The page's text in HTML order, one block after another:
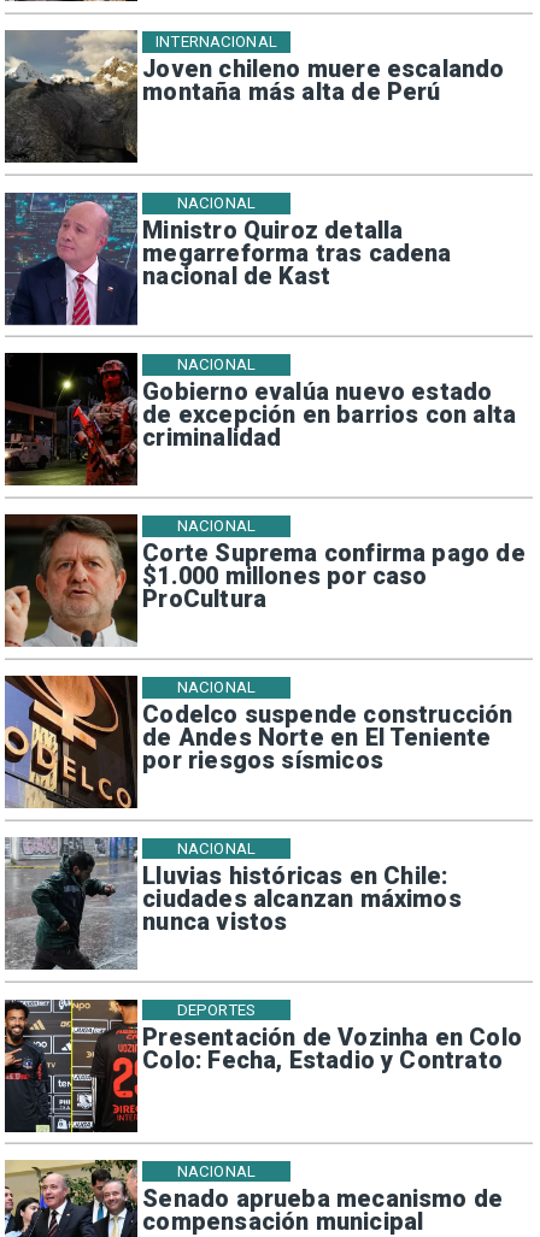
Joven chileno muere escalando
montaña más alta de Perú
INTERNACIONAL
Ministro Quiroz detalla
megarreforma tras cadena
nacional de Kast
NACIONAL
Gobierno evalúa nuevo estado
de excepción en barrios con alta
criminalidad
NACIONAL
Corte Suprema confirma pago de
$1.000 millones por caso
ProCultura
NACIONAL
Codelco suspende construcción
de Andes Norte en El Teniente
por riesgos sísmicos
NACIONAL
Lluvias históricas en Chile:
ciudades alcanzan máximos
nunca vistos
NACIONAL
Presentación de Vozinha en Colo
Colo: Fecha, Estadio y Contrato
DEPORTES
Senado aprueba mecanismo de
compensación municipal
NACIONAL